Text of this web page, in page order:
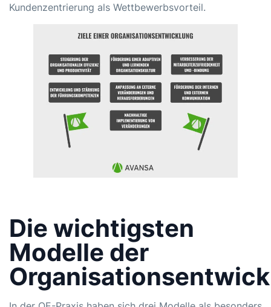
Kundenzentrierung als Wettbewerbsvorteil.
Die wichtigsten
Modelle der